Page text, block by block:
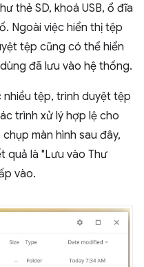
thẻ SD, khoá USB, ổ đĩa
Ngoài việc hiển thị tệp
tệp cũng có thể hiển
đã lưu vào hệ thống.
tệp, trình duyệt tệp
trình xử lý hợp lệ cho
màn hình sau đây,
quả là "Lưu vào Thư
vào.